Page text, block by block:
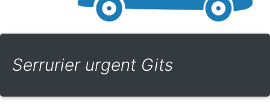
Serrurier urgent Gits